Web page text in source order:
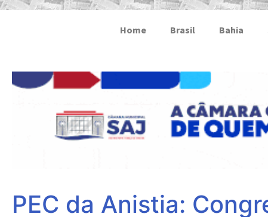
Home Brasil Bahia
PEC da Anistia: